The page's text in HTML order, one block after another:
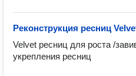
Реконструкция ресниц
Velvet ресниц для роста /
укрепления ресниц